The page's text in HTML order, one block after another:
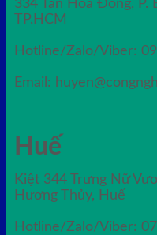
334 Tân Hòa Đông, P.
TP.HCM
Hotline/Zalo/Viber:
Email:
Huế
Kiệt 344 Trưng Nữ
Hương Thủy, Huế
Hotline/Zalo/Viber: